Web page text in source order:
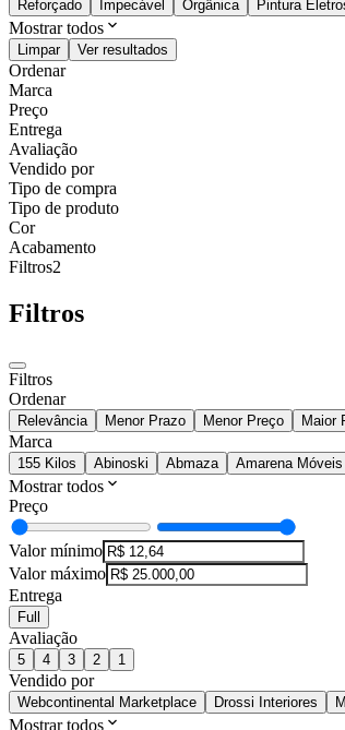
Reforçado Impecável Orgânica Pintura
Mostrar todos
Limpar Ver resultados
Ordenar
Marca
Preço
Entrega
Avaliação
Vendido por
Tipo de compra
Tipo de produto
Cor
Acabamento
Filtros2
Filtros
Filtros
Ordenar
Relevância Menor Prazo Menor Preço Maior
Marca
155 Kilos Abinoski Abmaza Amarena Móveis
Mostrar todos
Preço
Valor mínimo
Valor máximo
Entrega
Full
Avaliação
5 4 3 2 1
Vendido por
Webcontinental Marketplace Drossi Interiores
Mostrar todos